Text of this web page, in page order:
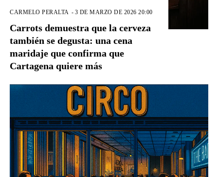
CARMELO PERALTA - 3 DE MARZO DE 2026 20:00
Carrots demuestra que la cerveza
también se degusta: una cena
maridaje que confirma que
Cartagena quiere más